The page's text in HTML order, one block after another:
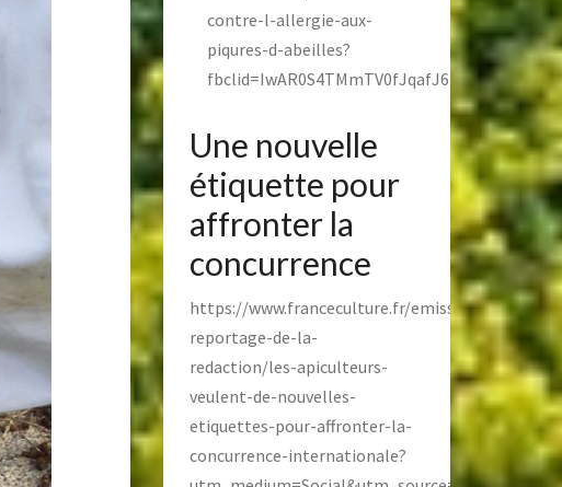
contre-l-allergie-aux-
piqures-d-abeilles?
Une nouvelle
étiquette pour
affronter la
concurrence
https://www.franceculture.fr/emissions/le-
reportage-de-la-
redaction/les-apiculteurs-
veulent-de-nouvelles-
etiquettes-pour-affronter-la-
concurrence-internationale?